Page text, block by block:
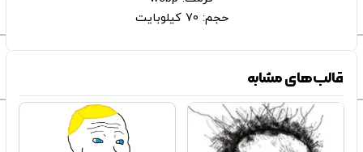
حجم: 70 کیلوبایت
قالب‌های مشابه